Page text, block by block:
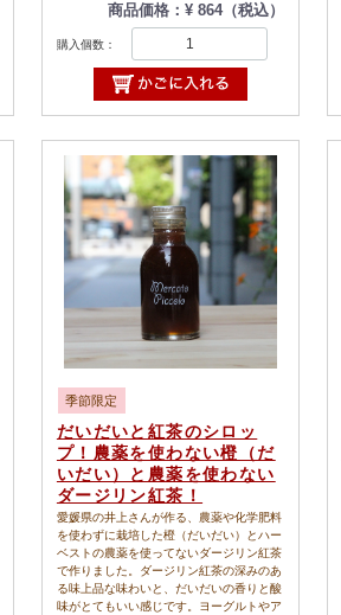
商品価格：¥ 864（税込）
購入個数：
季節限定
だいだいと紅茶のシロッ
プ！農薬を使わない橙（だ
いだい）と農薬を使わない
ダージリン紅茶！
愛媛県の井上さんが作る、農薬や化学肥料
を使わずに栽培した橙（だいだい）とハー
ベストの農薬を使ってないダージリン紅茶
で作りました。ダージリン紅茶の深みのあ
る味上品な味わいと、だいだいの香りと酸
味がとてもいい感じです。ヨーグルトやア